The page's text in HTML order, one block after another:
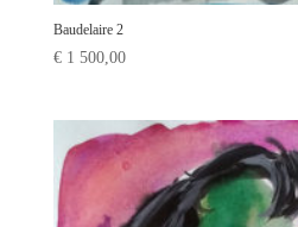
Baudelaire 2
€1 500,00